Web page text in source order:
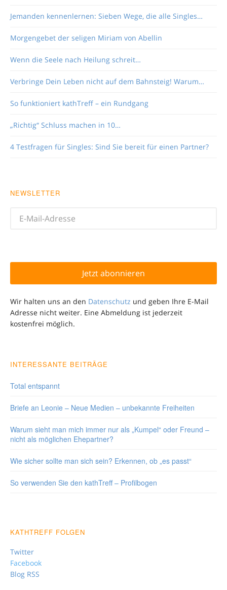
Jemanden kennenlernen: Sieben Wege, die alle Singles…
Morgengebet der seligen Miriam von Abellin
Wenn die Seele nach Heilung schreit…
Verbringe Dein Leben nicht auf dem Bahnsteig! Warum…
So funktioniert kathTreff – ein Rundgang
„Richtig“ Schluss machen in 10…
4 Testfragen für Singles: Sind Sie bereit für einen Partner?
NEWSLETTER
Wir halten uns an den Datenschutz und geben Ihre E-Mail
Adresse nicht weiter. Eine Abmeldung ist jederzeit
kostenfrei möglich.
INTERESSANTE BEITRÄGE
Total entspannt
Briefe an Leonie – Neue Medien – unbekannte Freiheiten
Warum sieht man mich immer nur als „Kumpel“ oder Freund –
nicht als möglichen Ehepartner?
Wie sicher sollte man sich sein? Erkennen, ob „es passt“
So verwenden Sie den kathTreff – Profilbogen
KATHTREFF FOLGEN
Twitter
Facebook
Blog RSS